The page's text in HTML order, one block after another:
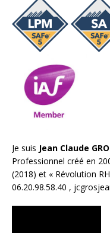
Je suis Jean Claude
Professionnel créé en
(2018) et « Révolution
06.20.98.58.40 ,